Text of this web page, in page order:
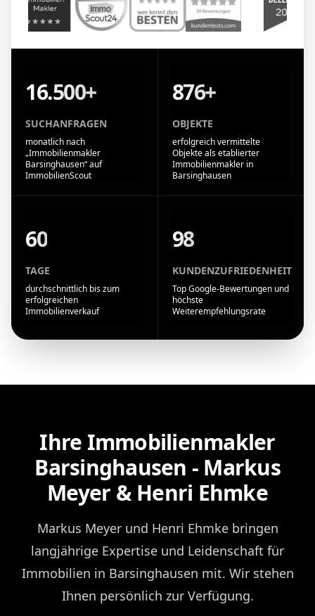
16.500+
SUCHANFRAGEN
monatlich nach
„Immobilienmakler
Barsinghausen“ auf
ImmobilienScout
876+
OBJEKTE
erfolgreich vermittelte
Objekte als etablierter
Immobilienmakler in
Barsinghausen
60
TAGE
durchschnittlich bis zum
erfolgreichen
Immobilienverkauf
98
KUNDENZUFRIEDENHEIT
Top Google-Bewertungen und
höchste
Weiterempfehlungsrate
Ihre Immobilienmakler
Barsinghausen - Markus
Meyer & Henri Ehmke
Markus Meyer und Henri Ehmke bringen
langjährige Expertise und Leidenschaft für
Immobilien in Barsinghausen mit. Wir stehen
Ihnen persönlich zur Verfügung.